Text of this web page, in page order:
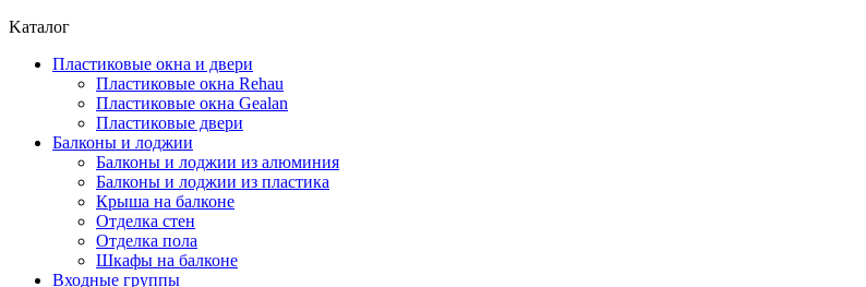
Kаталог
Пластиковые окна и двери
Пластиковые окна Rehau
Пластиковые окна Gealan
Пластиковые двери
Балконы и лоджии
Балконы и лоджии из алюминия
Балконы и лоджии из пластика
Крыша на балконе
Отделка стен
Отделка пола
Шкафы на балконе
Входные группы